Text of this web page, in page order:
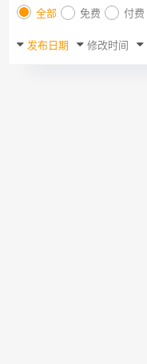
全部 免费 付费
发布日期 修改时间